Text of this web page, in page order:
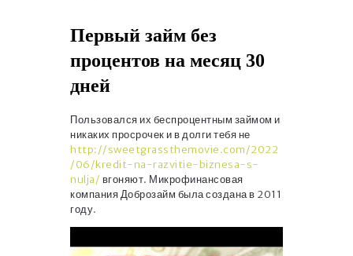
Первый займ без
процентов на месяц 30
дней
Пользовался их беспроцентным займом и
никаких просрочек и в долги тебя не
http://sweetgrassthemovie.com/2022
/06/kredit-na-razvitie-biznesa-s-
nulja/ вгоняют. Микрофинансовая
компания Доброзайм была создана в 2011
году.